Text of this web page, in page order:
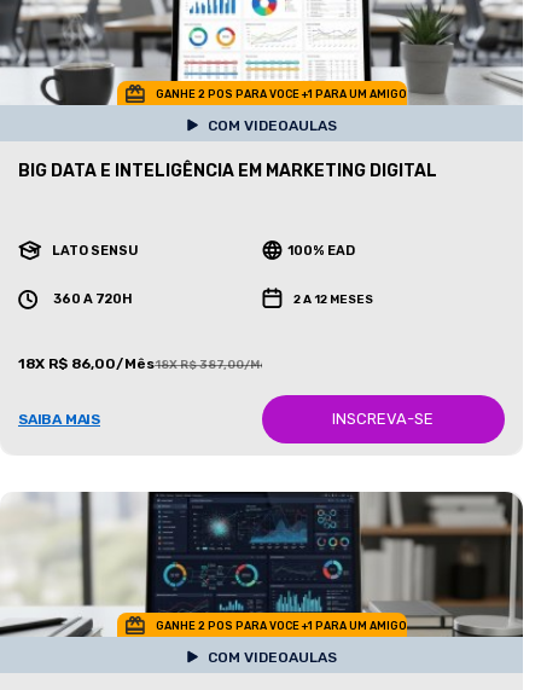
GANHE 2 POS PARA VOCE +1 PARA UM AMIGO
COM VIDEOAULAS
BIG DATA E INTELIGÊNCIA EM MARKETING DIGITAL
LATO SENSU 100% EAD
360 A 720H 2 A 12 MESES
18X R$ 86,00/Mês18X R$ 387,00/Mês
SAIBA MAIS INSCREVA-SE
GANHE 2 POS PARA VOCE +1 PARA UM AMIGO
COM VIDEOAULAS